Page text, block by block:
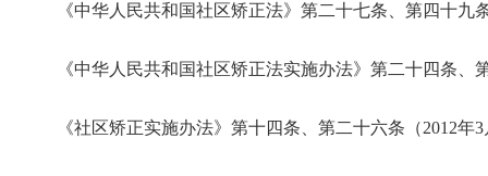
《中华人民共和国社区矫正法》第二十七条、第四十九
《中华人民共和国社区矫正法实施办法》第二十四条
《社区矫正实施办法》第十四条、第二十六条（2012年